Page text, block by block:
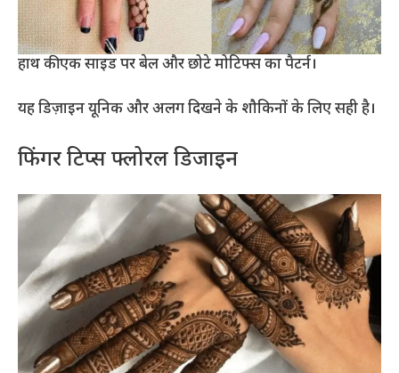
हाथ की एक साइड पर बेल और छोटे मोटिफ्स का पैटर्न।
यह डिज़ाइन यूनिक और अलग दिखने के शौकिनों के लिए सही है।
फिंगर टिप्स फ्लोरल डिजाइन